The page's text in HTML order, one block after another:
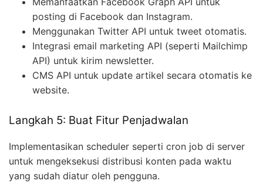
posting di Facebook dan Instagram.
Menggunakan Twitter API untuk tweet otomatis.
Integrasi email marketing API (seperti Mailchimp
API) untuk kirim newsletter.
CMS API untuk update artikel secara otomatis ke
website.
Langkah 5: Buat Fitur Penjadwalan
Implementasikan scheduler seperti cron job di server
untuk mengeksekusi distribusi konten pada waktu
yang sudah diatur oleh pengguna.